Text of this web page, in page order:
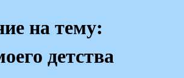
на тему:
детства